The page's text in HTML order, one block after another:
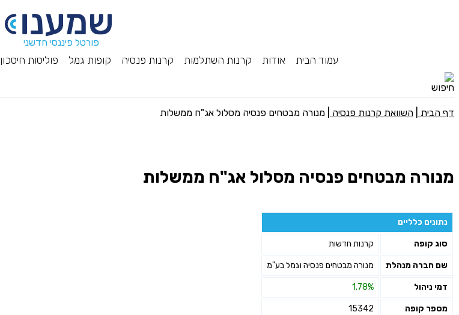
פורטל פיננסי חדשני
עמוד הבית אודות קרנות השתלמות קרנות פנסיה קופות גמל פוליסות חיסכון
דף הבית השוואת קרנות פנסיה מנורה מבטחים פנסיה מסלול אג"ח ממשלות
מנורה מבטחים פנסיה מסלול אג"ח ממשלות
נתונים כלליים
סוג קופה קרנות חדשות
שם חברה מנהלת מנורה מבטחים פנסיה וגמל בע"מ
דמי ניהול 1.78%
מספר קופה 15342